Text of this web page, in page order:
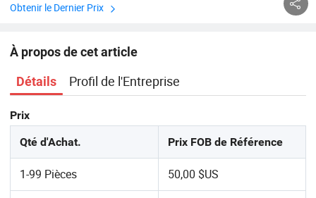
Obtenir le Dernier Prix
À propos de cet article
Détails Profil de l'Entreprise
Prix
Qté d'Achat. Prix FOB de Référence
1-99 Pièces 50,00 $US